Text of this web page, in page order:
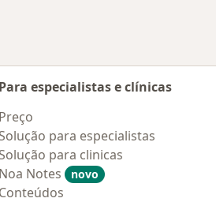
Para especialistas e clínicas
Preço
para especialistas
para clinicas
Noa Notes
novo
Conteúdos